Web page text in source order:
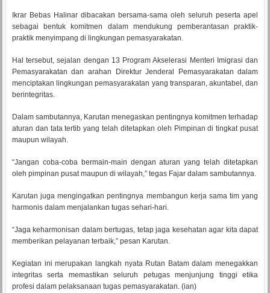
Ikrar Bebas Halinar dibacakan bersama-sama oleh seluruh peserta apel
sebagai bentuk komitmen dalam mendukung pemberantasan praktik-
praktik menyimpang di lingkungan pemasyarakatan.
Hal tersebut, sejalan dengan 13 Program Akselerasi Menteri Imigrasi dan
Pemasyarakatan dan arahan Direktur Jenderal Pemasyarakatan dalam
menciptakan lingkungan pemasyarakatan yang transparan, akuntabel, dan
berintegritas.
Dalam sambutannya, Karutan menegaskan pentingnya komitmen terhadap
aturan dan tata tertib yang telah ditetapkan oleh Pimpinan di tingkat pusat
maupun wilayah.
“Jangan coba-coba bermain-main dengan aturan yang telah ditetapkan
oleh pimpinan pusat maupun di wilayah,” tegas Fajar dalam sambutannya.
Karutan juga mengingatkan pentingnya membangun kerja sama tim yang
harmonis dalam menjalankan tugas sehari-hari.
“Jaga keharmonisan dalam bertugas, tetap jaga kesehatan agar kita dapat
memberikan pelayanan terbaik,” pesan Karutan.
Kegiatan ini merupakan langkah nyata Rutan Batam dalam menegakkan
integritas serta memastikan seluruh petugas menjunjung tinggi etika
profesi dalam pelaksanaan tugas pemasyarakatan. (ian)